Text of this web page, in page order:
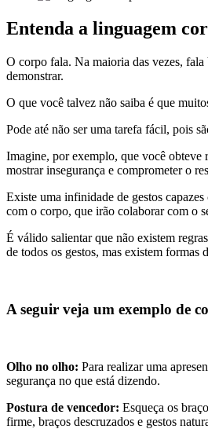
Entenda a linguagem
O corpo fala. Na maioria das vezes,
demonstrar.
O que você talvez não saiba é que
Pode até não ser uma tarefa fácil, pois
Imagine, por exemplo, que você obteve
mostrar insegurança e comprometer o
Existe uma infinidade de gestos
com o corpo, que irão colaborar com o
É válido salientar que não existem
de todos os gestos, mas existem formas
A seguir veja um exemplo de
Olho no olho: Para realizar uma
segurança no que está dizendo.
Postura de vencedor: Esqueça os
firme, braços descruzados e gestos